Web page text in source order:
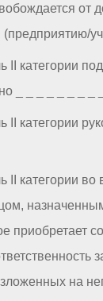
от
(предприятию/
II категории
_ _ _ _ _ _ _ _
II категории
II категории во
приобретает
на